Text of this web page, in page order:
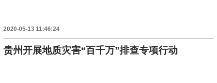
2020-05-13 11:46:24
贵州开展地质灾害“百千万”排查专项行动